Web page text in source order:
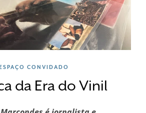
CONVIDADO
da Era do Vinil